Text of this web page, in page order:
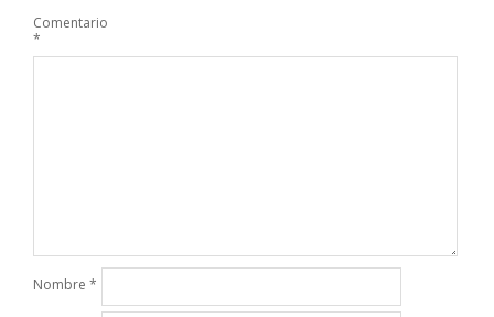
Comentario
*
Nombre *